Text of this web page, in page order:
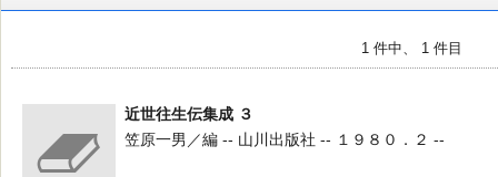
1 件中、 1 件目
近世往生伝集成 ３
笠原一男／編 -- 山川出版社 -- １９８０．２ --